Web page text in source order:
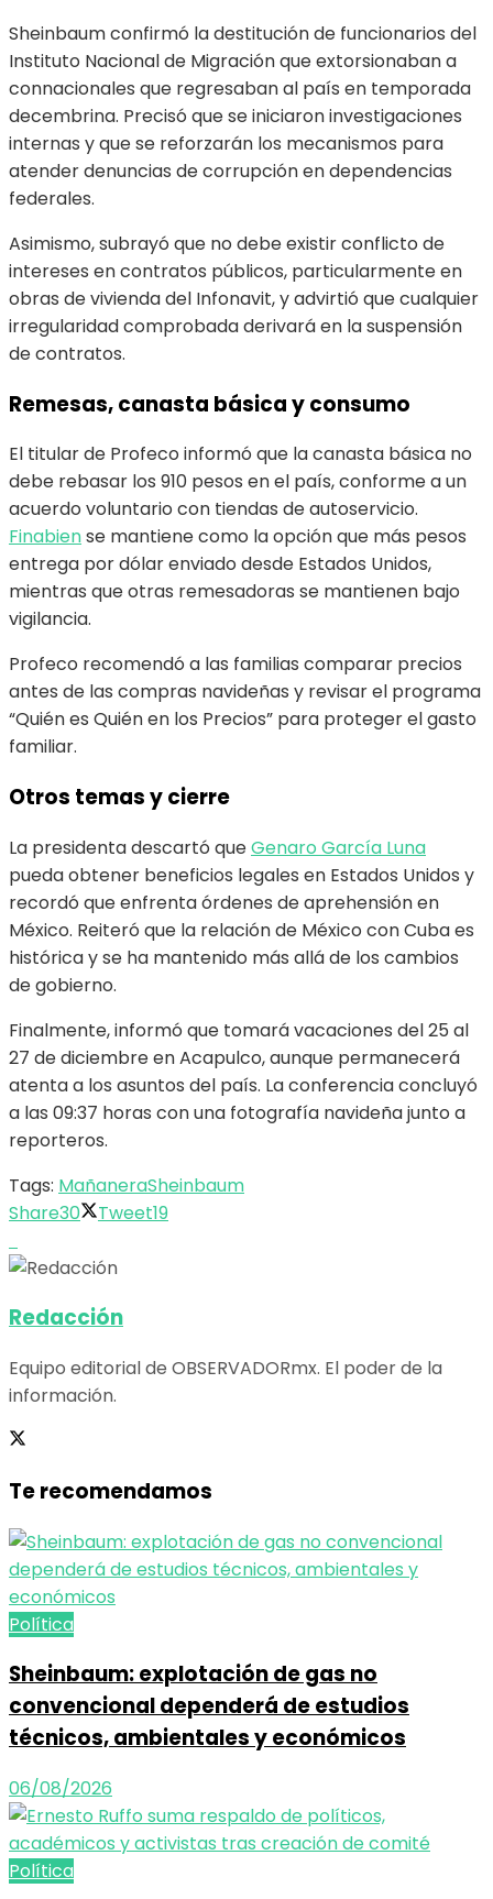
Sheinbaum confirmó la destitución de funcionarios del
Instituto Nacional de Migración que extorsionaban a
connacionales que regresaban al país en temporada
decembrina. Precisó que se iniciaron investigaciones
internas y que se reforzarán los mecanismos para
atender denuncias de corrupción en dependencias
federales.
Asimismo, subrayó que no debe existir conflicto de
intereses en contratos públicos, particularmente en
obras de vivienda del Infonavit, y advirtió que cualquier
irregularidad comprobada derivará en la suspensión
de contratos.
Remesas, canasta básica y consumo
El titular de Profeco informó que la canasta básica no
debe rebasar los 910 pesos en el país, conforme a un
acuerdo voluntario con tiendas de autoservicio.
Finabiense mantiene como la opción que más pesos
entrega por dólar enviado desde Estados Unidos,
mientras que otras remesadoras se mantienen bajo
vigilancia.
Profeco recomendó a las familias comparar precios
antes de las compras navideñas y revisar el programa
“Quién es Quién en los Precios” para proteger el gasto
familiar.
Otros temas y cierre
La presidenta descartó queGenaro García Luna
pueda obtener beneficios legales en Estados Unidos y
recordó que enfrenta órdenes de aprehensión en
México. Reiteró que la relación de México con Cuba es
histórica y se ha mantenido más allá de los cambios
de gobierno.
Finalmente, informó que tomará vacaciones del 25 al
27 de diciembre en Acapulco, aunque permanecerá
atenta a los asuntos del país. La conferencia concluyó
a las 09:37 horas con una fotografía navideña junto a
reporteros.
Tags: MañaneraSheinbaum
Share30 Tweet19
Redacción
Equipo editorial de OBSERVADORmx. El poder de la
información.
Te recomendamos
Política
Sheinbaum: explotación de gas no
convencional dependerá de estudios
técnicos, ambientales y económicos
06/08/2026
Política